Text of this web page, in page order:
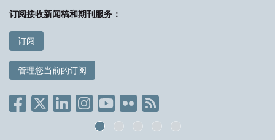
订阅接收新闻稿和期刊服务：
订阅
管理您当前的订阅